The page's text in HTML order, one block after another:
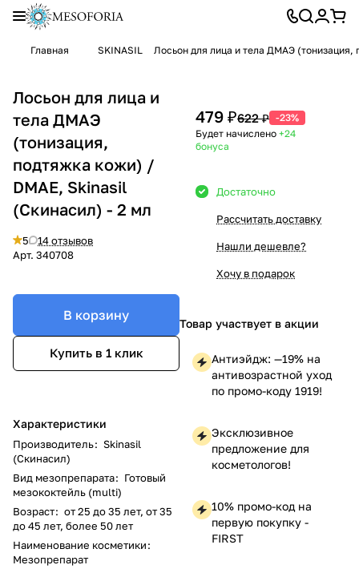
Главная SKINASIL Лосьон для лица и тела ДМАЭ
Лосьон для лица и
тела ДМАЭ
(тонизация,
подтяжка кожи) /
DMAE, Skinasil
(Скинасил) - 2 мл
5
14 отзывов
Арт. 340708
В корзину
Купить в 1 клик
Характеристики
Производитель: Skinasil
(Скинасил)
Вид мезопрепарата: Готовый
мезококтейль (multi)
Возраст: от 25 до 35 лет, от 35
до 45 лет, более 50 лет
Наименование косметики:
Мезопрепарат
479 ₽622 ₽ -23%
Будет начислено +24
бонуса
Достаточно
Рассчитать доставку
Нашли дешевле?
Хочу в подарок
Товар участвует в акции
Антиэйдж: —19% на
антивозрастной уход
по промо-коду 1919!
Эксклюзивное
предложение для
косметологов!
10% промо-код на
первую покупку -
FIRST